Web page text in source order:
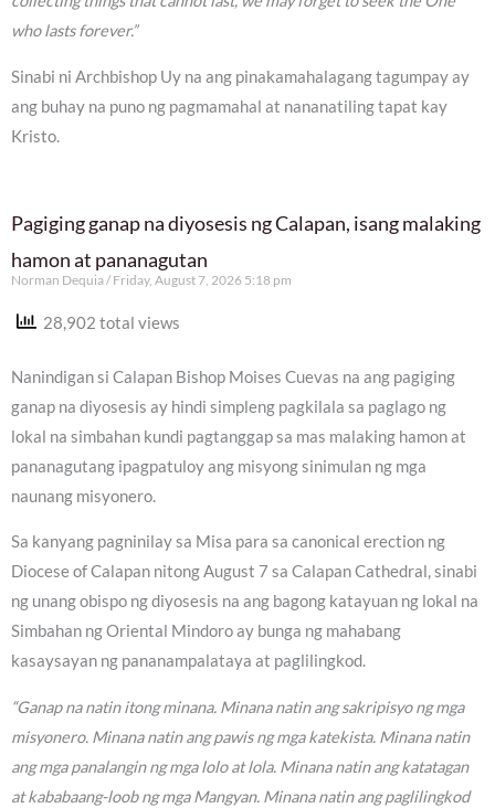
who lasts forever.”
Sinabi ni Archbishop Uy na ang pinakamahalagang tagumpay ay
ang buhay na puno ng pagmamahal at nananatiling tapat kay
Kristo.
Pagiging ganap na diyosesis ng Calapan, isang malaking
hamon at pananagutan
Norman Dequia Friday, August 7, 2026 5:18 pm
28,902 total views
Nanindigan si Calapan Bishop Moises Cuevas na ang pagiging
ganap na diyosesis ay hindi simpleng pagkilala sa paglago ng
lokal na simbahan kundi pagtanggap sa mas malaking hamon at
pananagutang ipagpatuloy ang misyong sinimulan ng mga
naunang misyonero.
Sa kanyang pagninilay sa Misa para sa canonical erection ng
Diocese of Calapan nitong August 7 sa Calapan Cathedral, sinabi
ng unang obispo ng diyosesis na ang bagong katayuan ng lokal na
Simbahan ng Oriental Mindoro ay bunga ng mahabang
kasaysayan ng pananampalataya at paglilingkod.
“Ganap na natin itong minana. Minana natin ang sakripisyo ng mga
misyonero. Minana natin ang pawis ng mga katekista. Minana natin
ang mga panalangin ng mga lolo at lola. Minana natin ang katatagan
at kababaang-loob ng mga Mangyan. Minana natin ang paglilingkod